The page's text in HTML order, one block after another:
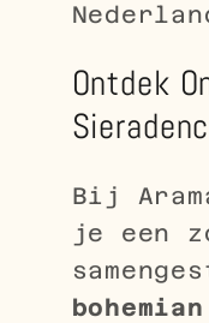
Ontdek
Bij
je een